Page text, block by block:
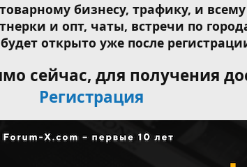
бизнесу, трафику, и всему
и опт, чаты, встречи по
открыто уже после
сейчас, для получения
Регистрация